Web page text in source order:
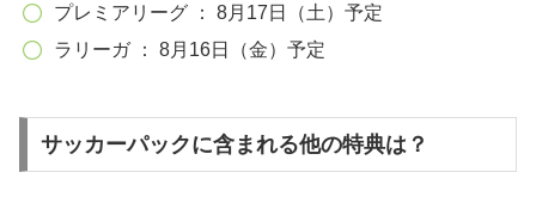
プレミアリーグ ： 8月17日（土）予定
ラリーガ ： 8月16日（金）予定
サッカーパックに含まれる他の特典は？